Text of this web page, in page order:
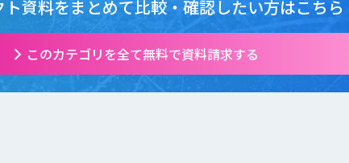
ト資料をまとめて比較・確認したい方はこちら
このカテゴリを全て無料で資料請求する